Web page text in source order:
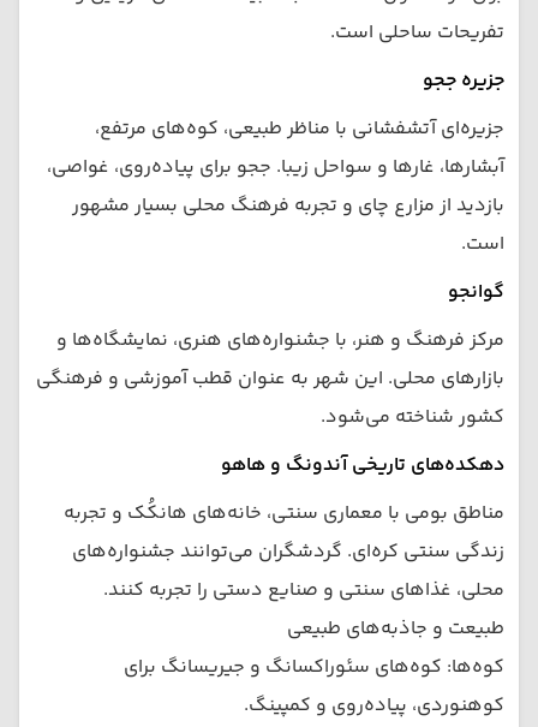
تفریحات ساحلی است.
جزیره ججو
جزیره‌ای آتشفشانی با مناظر طبیعی، کوه‌های مرتفع،
آبشارها، غارها و سواحل زیبا. ججو برای پیاده‌روی، غواصی،
بازدید از مزارع چای و تجربه فرهنگ محلی بسیار مشهور
است.
گوانجو
مرکز فرهنگ و هنر، با جشنواره‌های هنری، نمایشگاه‌ها و
بازارهای محلی. این شهر به عنوان قطب آموزشی و فرهنگی
کشور شناخته می‌شود.
دهکده‌های تاریخی آندونگ و هاهو
مناطق بومی با معماری سنتی، خانه‌های هانکُک و تجربه
زندگی سنتی کره‌ای. گردشگران می‌توانند جشنواره‌های
محلی، غذاهای سنتی و صنایع دستی را تجربه کنند.
طبیعت و جاذبه‌های طبیعی
کوه‌ها: کوه‌های سئوراکسانگ و جیریسانگ برای
کوهنوردی، پیاده‌روی و کمپینگ.